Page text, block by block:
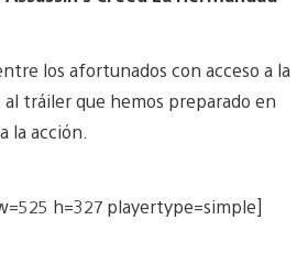
los afortunados con acceso a la
tráiler que hemos preparado en
la acción.
h=327 playertype=simple]